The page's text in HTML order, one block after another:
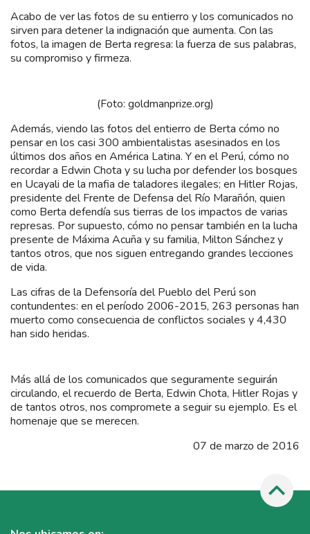
Acabo de ver las fotos de su entierro y los comunicados no
sirven para detener la indignación que aumenta. Con las
fotos, la imagen de Berta regresa: la fuerza de sus palabras,
su compromiso y firmeza.
(Foto: goldmanprize.org)
Además, viendo las fotos del entierro de Berta cómo no
pensar en los casi 300 ambientalistas asesinados en los
últimos dos años en América Latina. Y en el Perú, cómo no
recordar a Edwin Chota y su lucha por defender los bosques
en Ucayali de la mafia de taladores ilegales; en Hitler Rojas,
presidente del Frente de Defensa del Río Marañón, quien
como Berta defendía sus tierras de los impactos de varias
represas. Por supuesto, cómo no pensar también en la lucha
presente de Máxima Acuña y su familia, Milton Sánchez y
tantos otros, que nos siguen entregando grandes lecciones
de vida.
Las cifras de la Defensoría del Pueblo del Perú son
contundentes: en el período 2006-2015, 263 personas han
muerto como consecuencia de conflictos sociales y 4,430
han sido heridas.
Más allá de los comunicados que seguramente seguirán
circulando, el recuerdo de Berta, Edwin Chota, Hitler Rojas y
de tantos otros, nos compromete a seguir su ejemplo. Es el
homenaje que se merecen.
07 de marzo de 2016